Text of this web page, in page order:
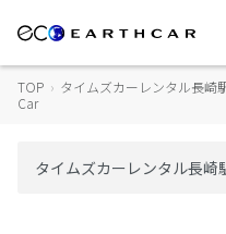
TOP › タイムズカーレンタル長崎
Car